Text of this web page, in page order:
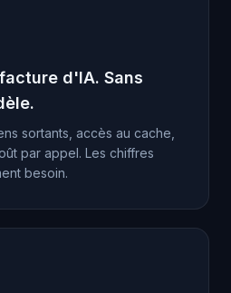
d'IA. Sans
sortants, accès au cache,
par appel. Les chiffres
besoin.